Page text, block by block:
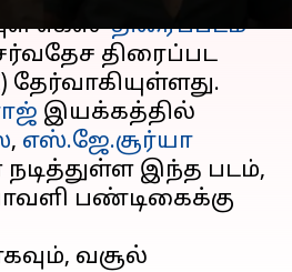
எக்ஸ்'திரைப்படம்
திரைப்பட
இயக்கத்தில்
, எஸ்.ஜே.சூர்யா
இந்த படம்,
பண்டிகைக்கு
வசூல்